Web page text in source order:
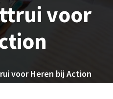
voor
voor Heren bij Action